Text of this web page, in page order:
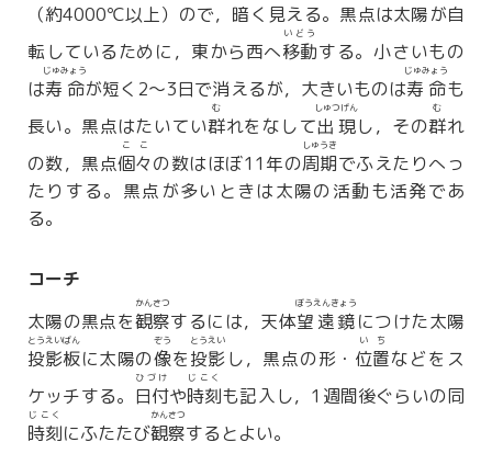
（約4000℃以上）ので，暗く見える。黒点は太陽が自
転しているために，東から西へ移動
いどう
する。小さいもの
は寿命
じゅみょう
が短く2〜3日で消えるが，大きいものは寿命
じゅみょう
も
長い。黒点はたいてい群
む
れをなして出現
しゅつげん
し，その群
む
れ
の数，黒点個々
ここ
の数はほぼ11年の周期
しゅうき
でふえたりへっ
たりする。黒点が多いときは太陽の活動も活発であ
る。
コーチ
太陽の黒点を観察
かんさつ
するには，天体望遠鏡
ぼうえんきょう
につけた太陽
投影板
とうえいばん
に太陽の像
ぞう
を投影
とうえい
し，黒点の形・ 位置
いち
などをス
ケッチする。 日付
ひづけ
や時刻
じこく
も記入し，1週間後ぐらいの同
時刻
じこく
にふたたび観察
かんさつ
するとよい。